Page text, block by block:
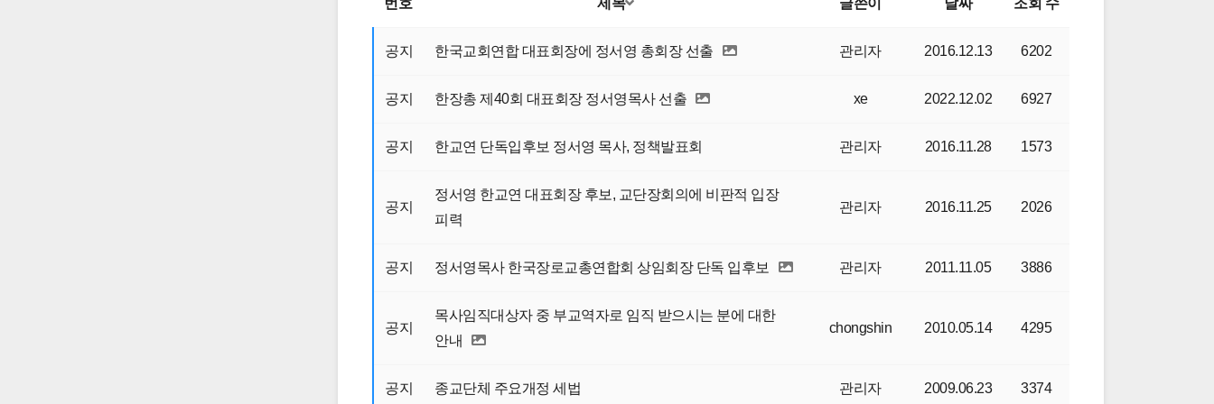
번호 제목 글쓴이 날짜 조회 수
공지 한국교회연합 대표회장에 정서영 총회장 선출 관리자 2016.12.13 6202
공지 한장총 제40회 대표회장 정서영목사 선출 xe 2022.12.02 6927
공지 한교연 단독입후보 정서영 목사, 정책발표회 관리자 2016.11.28 1573
공지
정서영 한교연 대표회장 후보, 교단장회의에 비판적 입장
피력
관리자 2016.11.25 2026
공지 정서영목사 한국장로교총연합회 상임회장 단독 입후보 관리자 2011.11.05 3886
공지
목사임직대상자 중 부교역자로 임직 받으시는 분에 대한
안내
chongshin 2010.05.14 4295
공지 종교단체 주요개정 세법 관리자 2009.06.23 3374